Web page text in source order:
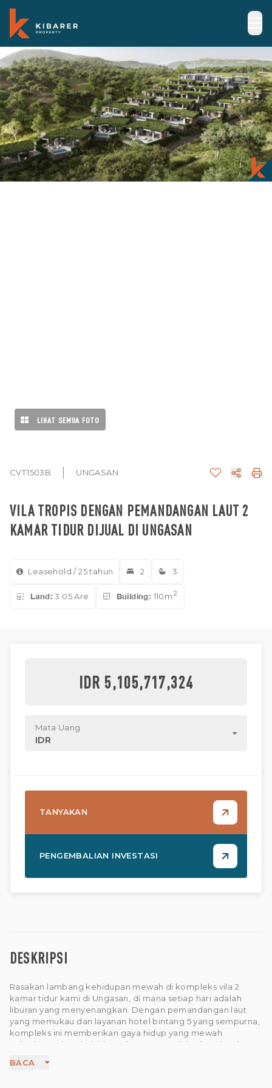
LIHAT SEMUA FOTO
CVT1503B UNGASAN
VILA TROPIS DENGAN PEMANDANGAN LAUT 2
KAMAR TIDUR DIJUAL DI UNGASAN
Leasehold / 25 tahun 2 3
Land: 3.05 Are Building: 110m2
DESKRIPSI
Rasakan lambang kehidupan mewah di kompleks vila 2
kamar tidur kami di Ungasan, di mana setiap hari adalah
liburan yang menyenangkan. Dengan pemandangan laut
yang memukau dan layanan hotel bintang 5 yang sempurna,
kompleks ini memberikan gaya hidup yang mewah.
Lokasinya tak terkalahkan - hanya 7 menit berkendara ke
utama yang ramai dengan kafe, bar, restoran, toko
BACA
IDR 5,105,717,324
Mata Uang
IDR
TANYAKAN
PENGEMBALIAN INVESTASI